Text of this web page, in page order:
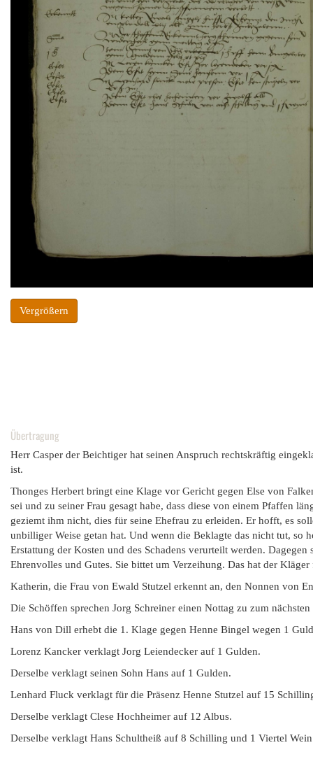
Vergrößern
Übertragung
Herr Casper der Beichtiger hat seinen Anspruch rechtskräftig
ist.
Thonges Herbert bringt eine Klage vor Gericht gegen Else von
sei und zu seiner Frau gesagt habe, dass diese von einem Pfaffen
geziemt ihm nicht, dies für seine Ehefrau zu erleiden. Er hofft, es
unbilliger Weise getan hat. Und wenn die Beklagte das nicht tut, so
Erstattung der Kosten und des Schadens verurteilt werden.
Ehrenvolles und Gutes. Sie bittet um Verzeihung. Das hat der
Katherin, die Frau von Ewald Stutzel erkennt an, den Nonnen von
Die Schöffen sprechen Jorg Schreiner einen Nottag zu zum
Hans von Dill erhebt die 1. Klage gegen Henne Bingel wegen 1
Lorenz Kancker verklagt Jorg Leiendecker auf 1 Gulden.
Derselbe verklagt seinen Sohn Hans auf 1 Gulden.
Lenhard Fluck verklagt für die Präsenz Henne Stutzel auf 15
Derselbe verklagt Clese Hochheimer auf 12 Albus.
Derselbe verklagt Hans Schultheiß auf 8 Schilling und 1 Viertel